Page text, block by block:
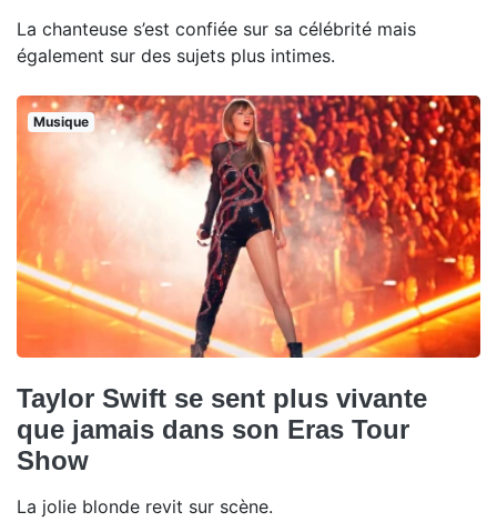
La chanteuse s’est confiée sur sa célébrité mais
également sur des sujets plus intimes.
Musique
Taylor Swift se sent plus vivante
que jamais dans son Eras Tour
Show
La jolie blonde revit sur scène.